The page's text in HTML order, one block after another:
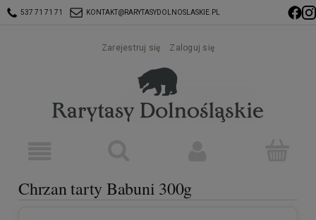
537 71 71 71 KONTAKT@RARYTASYDOLNOSLASKIE.PL
Zarejestruj się Zaloguj się
Chrzan tarty Babuni 300g